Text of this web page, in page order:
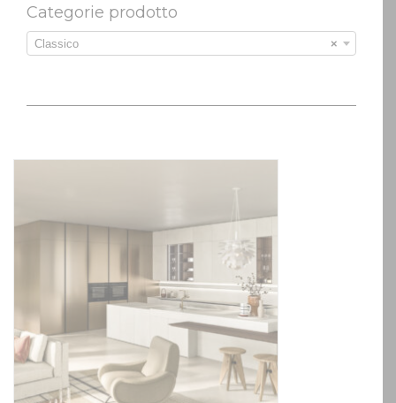
Categorie prodotto
×
Classico